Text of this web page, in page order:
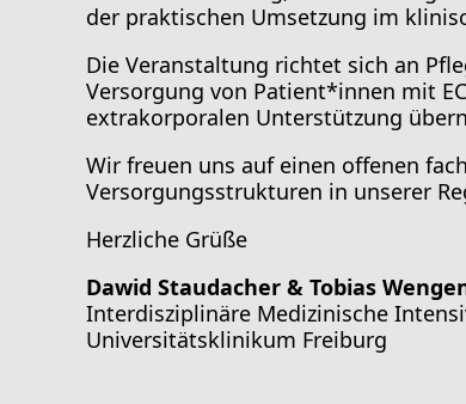
Sepsis-23
SEPSIS-26
SIH-Symposium
Single Cell Technologies
Stornobedingungen
Symposium-Selbsthilfeforschung
Symposium Neuroradioonkologie
Symposium Neuropädiatrie
Sonographie Workshop
Spender-Patienten-Tag
Symposium Structural Immunity
Tag der offenen Tür Kinder- und
der praktischen Umsetzung im
Die Veranstaltung richtet sich an
Versorgung von Patient*innen mit
extrakorporalen Unterstützung
Wir freuen uns auf einen offenen
Versorgungsstrukturen in unserer
Herzliche Grüße
Dawid Staudacher & Tobias
Interdisziplinäre Medizinische
Universitätsklinikum Freiburg